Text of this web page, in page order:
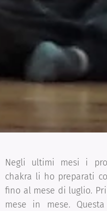
Negli ultimi mesi i
chakra li ho preparati
fino al mese di luglio.
mese in mese.